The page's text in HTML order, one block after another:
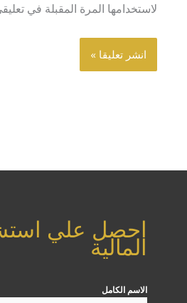
لاستخدامها المرة المقبلة في
احصل علي
المالية
الاسم الكامل